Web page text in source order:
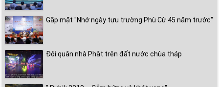
Gặp mặt "Nhớ ngày tựu trường Phù Cừ 45 năm trước"
Đội quân nhà Phật trên đất nước chùa tháp